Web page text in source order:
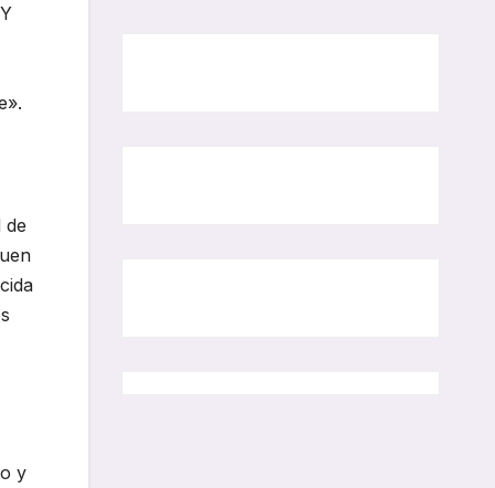
de
y